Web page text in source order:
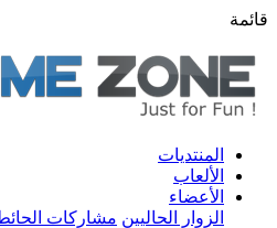
قائمة
المنتديات
الألعاب
الأعضاء
الزوار الحاليين مشاركات